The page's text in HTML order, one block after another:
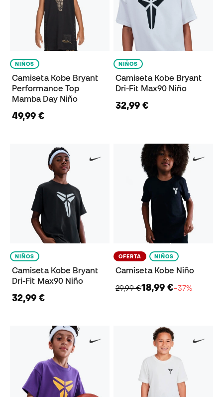
NIÑOS
Camiseta Kobe Bryant
Performance Top
Mamba Day Niño
49,99 €
NIÑOS
Camiseta Kobe Bryant
Dri-Fit Max90 Niño
32,99 €
NIÑOS
Camiseta Kobe Bryant
Dri-Fit Max90 Niño
32,99 €
OFERTA NIÑOS
Camiseta Kobe Niño
29,99 €18,99 €−37%